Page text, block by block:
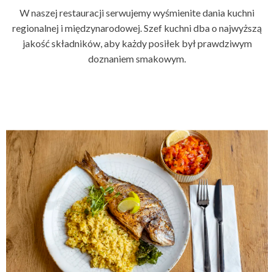
W naszej restauracji serwujemy wyśmienite dania kuchni
regionalnej i międzynarodowej. Szef kuchni dba o najwyższą
jakość składników, aby każdy posiłek był prawdziwym
doznaniem smakowym.